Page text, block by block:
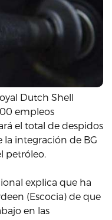
Dutch Shell
empleos
el total de despidos
la integración de BG
petróleo.
explica que ha
(Escocia) de que
en las